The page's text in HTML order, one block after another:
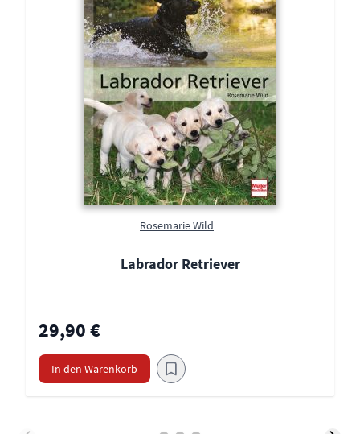
Rosemarie Wild
Labrador Retriever
29,90 €
In den Warenkorb